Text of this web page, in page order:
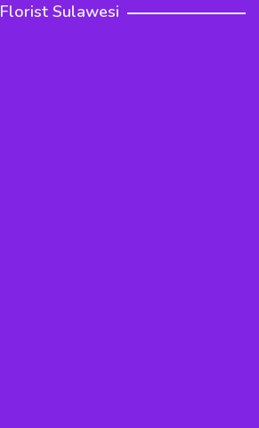
Florist Sulawesi